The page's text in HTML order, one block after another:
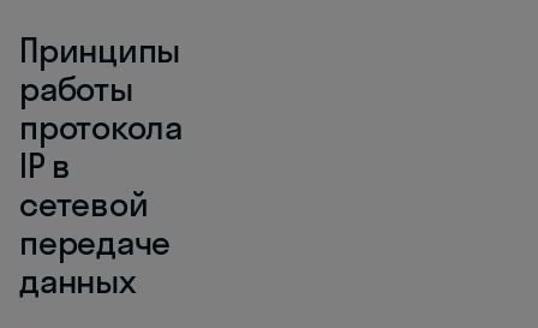
Принципы
работы
протокола
IP в
сетевой
передаче
данных